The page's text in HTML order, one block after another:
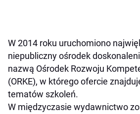
W 2014 roku uruchomiono
niepubliczny ośrodek
nazwą Ośrodek Rozwoju
(ORKE), w którego ofercie
tematów szkoleń.
W międzyczasie wydawnictwo